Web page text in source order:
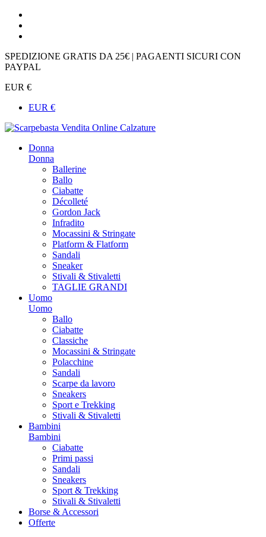
SPEDIZIONE GRATIS DA 25€ | PAGAENTI SICURI CON
PAYPAL
EUR €
EUR €
Donna
Donna
Ballerine
Ballo
Ciabatte
Décolleté
Gordon Jack
Infradito
Mocassini & Stringate
Platform & Flatform
Sandali
Sneaker
Stivali & Stivaletti
TAGLIE GRANDI
Uomo
Uomo
Ballo
Ciabatte
Classiche
Mocassini & Stringate
Polacchine
Sandali
Scarpe da lavoro
Sneakers
Sport e Trekking
Stivali & Stivaletti
Bambini
Bambini
Ciabatte
Primi passi
Sandali
Sneakers
Sport & Trekking
Stivali & Stivaletti
Borse & Accessori
Offerte